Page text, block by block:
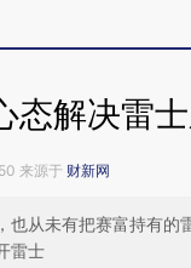
态解决雷
来源于 财新网
从未有把赛富持有的
雷士